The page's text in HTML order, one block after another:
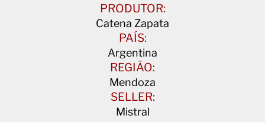
PRODUTOR:
Catena Zapata
PAÍS:
Argentina
REGIÃO:
Mendoza
SELLER:
Mistral